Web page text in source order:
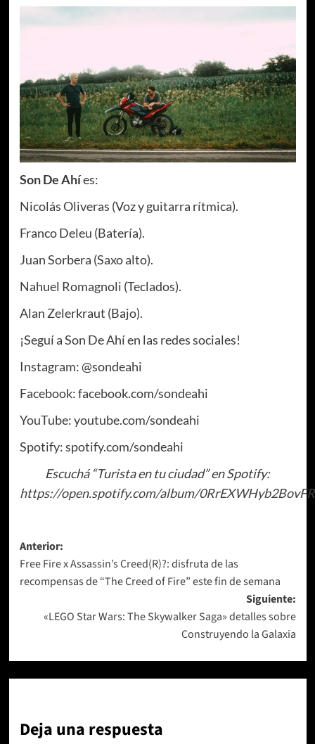
Son De Ahíes:
Nicolás Oliveras (Voz y guitarra rítmica).
Franco Deleu (Batería).
Juan Sorbera (Saxo alto).
Nahuel Romagnoli (Teclados).
Alan Zelerkraut (Bajo).
¡Seguí a Son De Ahí en las redes sociales!
Instagram: @sondeahi
Facebook: facebook.com/sondeahi
YouTube: youtube.com/sondeahi
Spotify: spotify.com/sondeahi
Escuchá “Turista en tu ciudad” en Spotify:
https://open.spotify.com/album/
Navegación
de
entradas
Anterior:
Free Fire x Assassin’s Creed(R)?: disfruta de las
recompensas de “The Creed of Fire” este fin de semana
Siguiente:
«LEGO Star Wars: The Skywalker Saga» detalles sobre
Construyendo la Galaxia
Deja una respuesta